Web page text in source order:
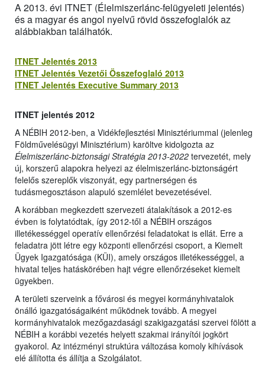
A 2013. évi ITNET (Élelmiszerlánc-felügyeleti jelentés)
és a magyar és angol nyelvű rövid összefoglalók az
alábbiakban találhatók.
ITNET Jelentés 2013
ITNET Jelentés Vezetői Összefoglaló 2013
ITNET Jelentés Executive Summary 2013
ITNET jelentés 2012
A NÉBIH 2012-ben, a Vidékfejlesztési Minisztériummal (jelenleg
Földművelésügyi Minisztérium) karöltve kidolgozta az
Élelmiszerlánc-biztonsági Stratégia 2013-2022 tervezetét, mely
új, korszerű alapokra helyezi az élelmiszerlánc-biztonságért
felelős szereplők viszonyát, egy partnerségen és
tudásmegosztáson alapuló szemlélet bevezetésével.
A korábban megkezdett szervezeti átalakítások a 2012-es
évben is folytatódtak, így 2012-től a NÉBIH országos
illetékességgel operatív ellenőrzési feladatokat is ellát. Erre a
feladatra jött létre egy központi ellenőrzési csoport, a Kiemelt
Ügyek Igazgatósága (KÜI), amely országos illetékességgel, a
hivatal teljes hatáskörében hajt végre ellenőrzéseket kiemelt
ügyekben.
A területi szerveink a fővárosi és megyei kormányhivatalok
önálló igazgatóságaiként működnek tovább. A megyei
kormányhivatalok mezőgazdasági szakigazgatási szervei fölött a
NÉBIH a korábbi vezetés helyett szakmai irányítói jogkört
gyakorol. Az intézményi struktúra változása komoly kihívások
elé állította és állítja a Szolgálatot.